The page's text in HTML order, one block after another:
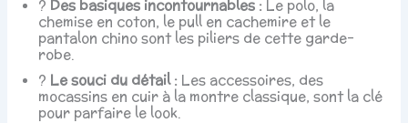
? Des basiques incontournables : Le polo, la
chemise en coton, le pull en cachemire et le
pantalon chino sont les piliers de cette garde-
robe.
? Le souci du détail : Les accessoires, des
mocassins en cuir à la montre classique, sont la clé
pour parfaire le look.